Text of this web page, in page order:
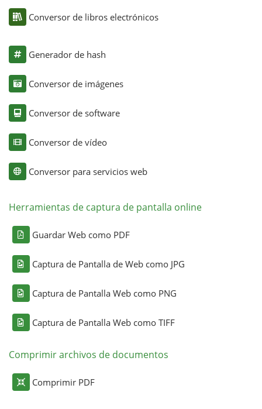
Conversor de libros electrónicos
Generador de hash
Conversor de imágenes
Conversor de software
Conversor de vídeo
Conversor para servicios web
Herramientas de captura de pantalla online
Guardar Web como PDF
Captura de Pantalla de Web como JPG
Captura de Pantalla Web como PNG
Captura de Pantalla Web como TIFF
Comprimir archivos de documentos
Comprimir PDF